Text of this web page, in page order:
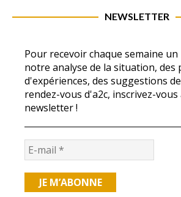
NEWSLETTER
Pour recevoir chaque semaine un
notre analyse de la situation, des
d'expériences, des suggestions
rendez-vous d'a2c, inscrivez-
newsletter !